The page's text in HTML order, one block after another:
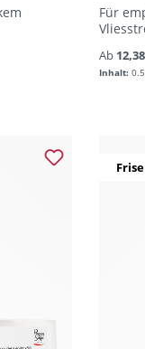
Für
Inhalt:
Ab